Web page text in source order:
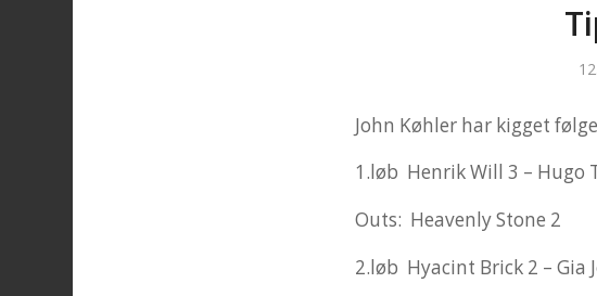
John Køhler har kigget
1.løb Henrik Will 3 – Hugo
Outs: Heavenly Stone 2
2.løb Hyacint Brick 2 – Gia